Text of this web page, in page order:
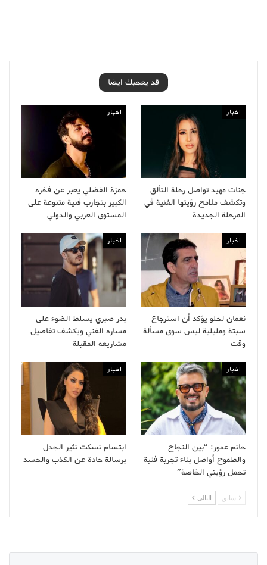
قد يعجبك ايضا
اخبار
جنات مهيد تواصل رحلة التألق
وتكشف ملامح رؤيتها الفنية في
المرحلة الجديدة
اخبار
حمزة الفضلي يعبر عن فخره
الكبير بتجارب فنية متنوعة على
المستوى العربي والدولي
اخبار
نعمان لحلو يؤكد أن استرجاع
سبتة ومليلية ليس سوى مسألة
وقت
اخبار
بدر صبري يسلط الضوء على
مساره الفني ويكشف تفاصيل
مشاريعه المقبلة
اخبار
حاتم عمور: “بين النجاح
والطموح أواصل بناء تجربة فنية
تحمل رؤيتي الخاصة”
اخبار
ابتسام تسكت تثير الجدل
برسالة حادة عن الكذب والحسد
سابق التالى